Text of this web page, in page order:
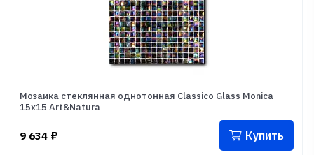
Мозаика стеклянная однотонная Classico Glass Monica
15x15 Art&Natura
9 634 ₽ Купить